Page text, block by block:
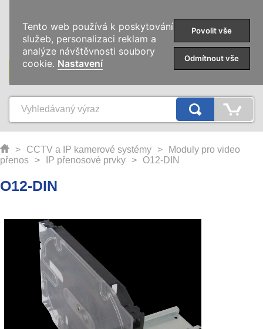
KATEGORIE
> CCTV a IP kamerové systémy >
Moduly pro video
přenos
> IP přenosové prvky > O12-DIN
O12-DIN
Tento web používá k poskytování
služeb, personalizaci reklam a
analýze návštěvnosti soubory
cookie. Nastavení
Povolit vše
Odmítnout vše